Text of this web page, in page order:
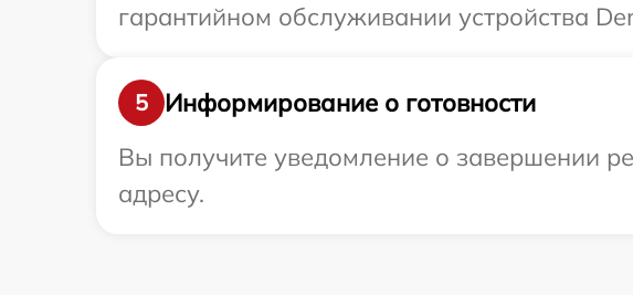
гарантийном обслуживании устройства
5
Информирование о готовности
Вы получите уведомление о завершении
адресу.